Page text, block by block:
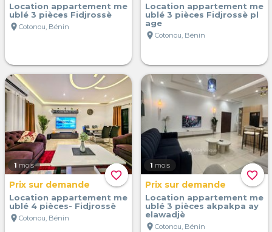
Location appartement me
ublé 3 pièces Fidjrossè
location_on Cotonou, Bénin
Location appartement me
ublé 3 pièces Fidjrossè pl
age
location_on Cotonou, Bénin
favorite_border
1 mois
Prix sur demande
Location appartement me
ublé 4 pièces- Fidjrossè
location_on Cotonou, Bénin
favorite_border
1 mois
Prix sur demande
Location appartement me
ublé 3 pièces akpakpa ay
elawadjè
location_on Cotonou, Bénin